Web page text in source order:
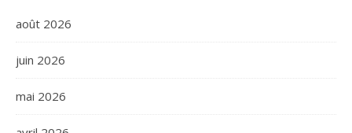
août 2026
juin 2026
mai 2026